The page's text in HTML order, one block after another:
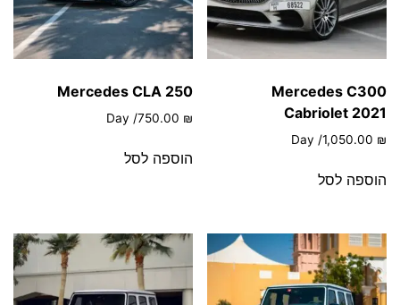
Mercedes C300
Cabriolet 2021
1,050.00 ₪
/ Day
הוספה לסל
Mercedes CLA 250
750.00 ₪
/ Day
הוספה לסל